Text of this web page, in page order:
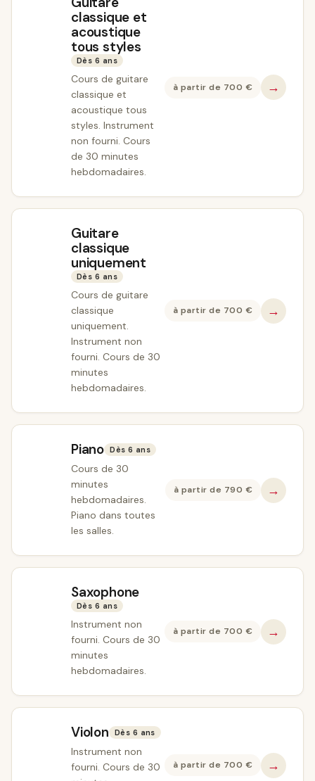
classique et
acoustique
tous styles
Dès 6 ans
Cours de guitare
classique et
acoustique tous
styles. Instrument
non fourni. Cours
de 30 minutes
hebdomadaires.
à partir de 700 € →
Guitare
classique
uniquement
Dès 6 ans
Cours de guitare
classique
uniquement.
Instrument non
fourni. Cours de 30
minutes
hebdomadaires.
à partir de 700 € →
Piano Dès 6 ans
Cours de 30
minutes
hebdomadaires.
Piano dans toutes
les salles.
à partir de 790 € →
Saxophone
Dès 6 ans
Instrument non
fourni. Cours de 30
minutes
hebdomadaires.
à partir de 700 € →
Violon Dès 6 ans
Instrument non
fourni. Cours de 30
à partir de 700 € →